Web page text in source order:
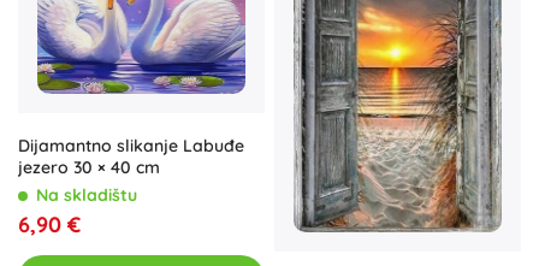
Dijamantno slikanje Labuđe
jezero 30 × 40 cm
Na skladištu
6,90 €